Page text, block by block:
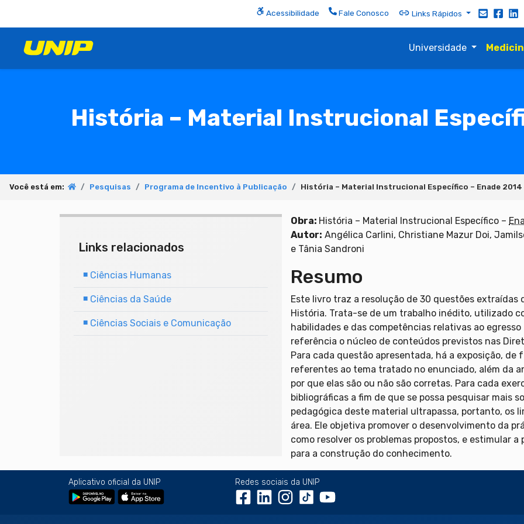
Acessibilidade Fale Conosco Links Rápidos
Universidade
História – Material Instrucional
Você está em: Pesquisas Programa de Incentivo à Publicação História – Material Instrucional Específico – Enade 2014
Links relacionados
■ Ciências Humanas
■ Ciências da Saúde
■ Ciências Sociais e Comunicação
Obra: História – Material Instrucional Específico –
Autor: Angélica Carlini, Christiane Mazur Doi,
e Tânia Sandroni
Resumo
Este livro traz a resolução de 30 questões extraídas
História. Trata-se de um trabalho inédito, utilizado
habilidades e das competências relativas ao
referência o núcleo de conteúdos previstos nas
Para cada questão apresentada, há a exposição,
referentes ao tema tratado no enunciado, além da
por que elas são ou não são corretas. Para cada
bibliográficas a fim de que se possa pesquisar mais
pedagógica deste material ultrapassa, portanto, os
área. Ele objetiva promover o desenvolvimento da
como resolver os problemas propostos, e estimular
para a construção do conhecimento.
Aplicativo oficial da UNIP Redes sociais da UNIP